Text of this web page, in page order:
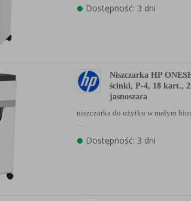
Dostępność: 3 dni
Niszczarka HP
ścinki, P-4, 18 kart.,
jasnoszara
niszczarka do użytku w małym
Dostępność: 3 dni